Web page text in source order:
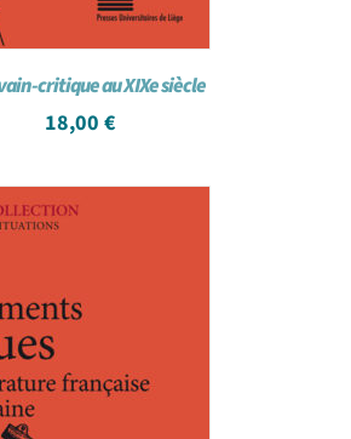
critique au XIXe siècle
18,00 €